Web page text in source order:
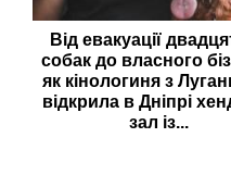
Від евакуації
собак до власного
як кінологиня з
відкрила в Дніпрі
зал із...